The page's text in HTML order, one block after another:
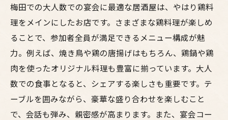
大人数で訪れる際のポイント
おすすめの飲み放題プラン
友人と楽しむための予約のコツ
梅田で大人数にぴったりの鶏料理居酒屋を紹介
大人数でも安心の広々空間
豪華な鶏料理メニューの魅力
お得な飲み放題プラン詳細
梅田での大人数での宴会に最適な居酒屋は、やはり鶏料
理をメインにしたお店です。さまざまな鶏料理が楽しめ
ることで、参加者全員が満足できるメニュー構成が魅
力。例えば、焼き鳥や鶏の唐揚げはもちろん、鶏鍋や鶏
肉を使ったオリジナル料理も豊富に揃っています。大人
数での食事となると、シェアする楽しさも重要です。テ
ーブルを囲みながら、豪華な盛り合わせを楽しむこと
で、会話も弾み、親密感が高まります。また、宴会コー